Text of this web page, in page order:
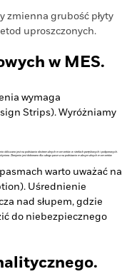
zmienna grubość płyty
uproszczonych.
w MES.
wymaga
Strips). Wyróżniamy
obliczane jest na podstawie ekstremalnych momentów w strefach przęsłowych i podporowych.
Zbrojenie jest dobierane dla całego pasma na podstawie maksymalnych momentów
warto uważać na
Uśrednienie
nad słupem, gdzie
do niebezpiecznego